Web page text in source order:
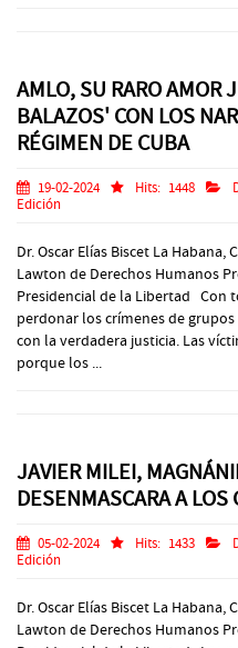
AMLO, SU RARO AMOR
BALAZOS' CON LOS
RÉGIMEN DE CUBA
19-02-2024 Hits: 1448
Edición
Dr. Oscar Elías Biscet La
Lawton de Derechos Humanos
Presidencial de la Libertad Con
perdonar los crímenes de
con la verdadera justicia. Las
porque los ...
JAVIER MILEI,
DESENMASCARA A
05-02-2024 Hits: 1433
Edición
Dr. Oscar Elías Biscet La
Lawton de Derechos Humanos